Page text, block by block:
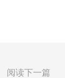
阅读下一篇